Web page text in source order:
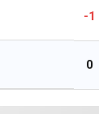
-1
0